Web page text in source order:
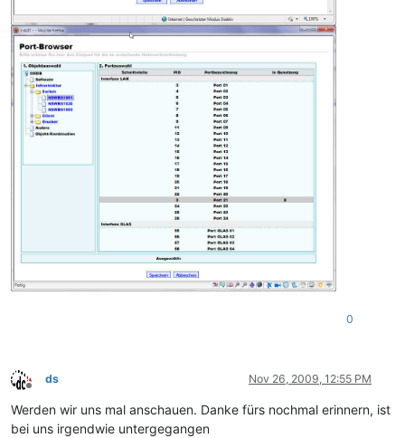
0
Offline
ds Nov 26, 2009, 12:55 PM
Werden wir uns mal anschauen. Danke fürs nochmal erinnern, ist
bei uns irgendwie untergegangen